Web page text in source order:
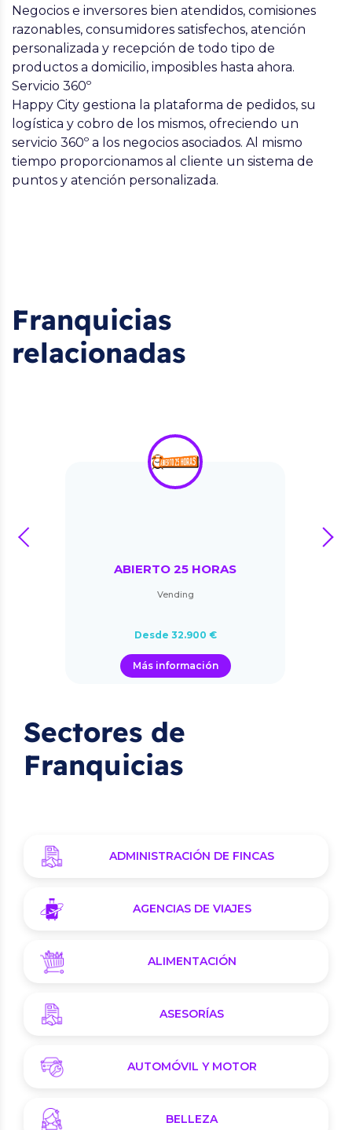
Negocios e inversores bien atendidos, comisiones
razonables, consumidores satisfechos, atención
personalizada y recepción de todo tipo de
productos a domicilio, imposibles hasta ahora.
Servicio 360º
Happy City gestiona la plataforma de pedidos, su
logística y cobro de los mismos, ofreciendo un
servicio 360º a los negocios asociados. Al mismo
tiempo proporcionamos al cliente un sistema de
puntos y atención personalizada.
Franquicias
relacionadas
ABIERTO 25 HORAS
Vending
Desde 32.900 €
Más información
prev next
Sectores de
Franquicias
ADMINISTRACIÓN DE FINCAS
AGENCIAS DE VIAJES
ALIMENTACIÓN
ASESORÍAS
AUTOMÓVIL Y MOTOR
BELLEZA